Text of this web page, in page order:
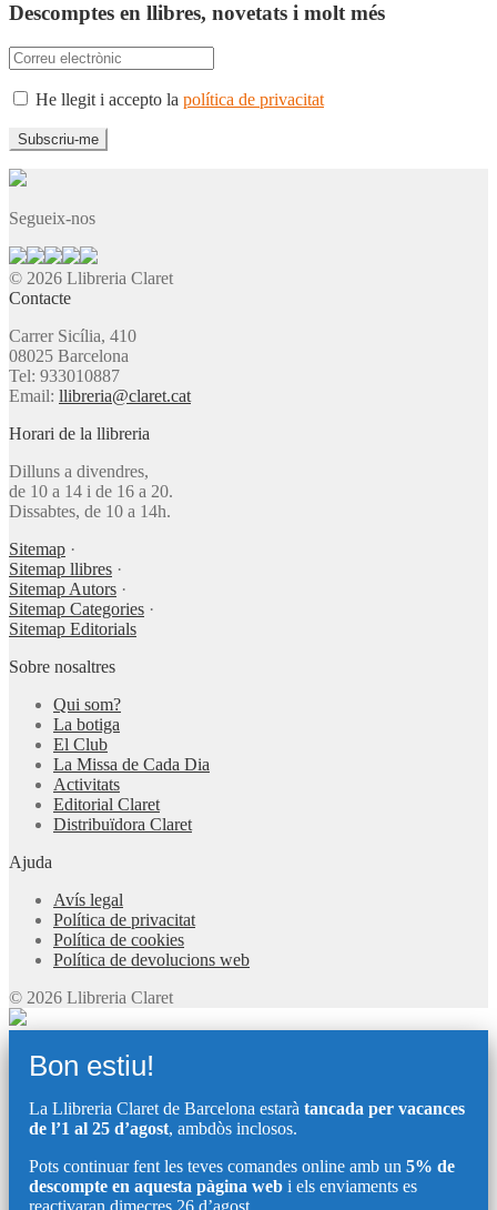
Descomptes en llibres, novetats i molt més
He llegit i accepto la política de privacitat
Segueix-nos
© 2026 Llibreria Claret
Contacte
Carrer Sicília, 410
08025 Barcelona
Tel: 933010887
Email: llibreria@claret.cat
Horari de la llibreria
Dilluns a divendres,
de 10 a 14 i de 16 a 20.
Dissabtes, de 10 a 14h.
Sitemap ·
Sitemap llibres ·
Sitemap Autors ·
Sitemap Categories ·
Sitemap Editorials
Sobre nosaltres
Qui som?
La botiga
El Club
La Missa de Cada Dia
Activitats
Editorial Claret
Distribuïdora Claret
Ajuda
Avís legal
Política de privacitat
Política de cookies
Política de devolucions web
© 2026 Llibreria Claret
Bon estiu!
La Llibreria Claret de Barcelona estarà tancada per vacances
de l’1 al 25 d’agost, ambdòs inclosos.
Pots continuar fent les teves comandes online amb un 5% de
descompte en aquesta pàgina web i els enviaments es
reactivaran dimecres 26 d’agost.